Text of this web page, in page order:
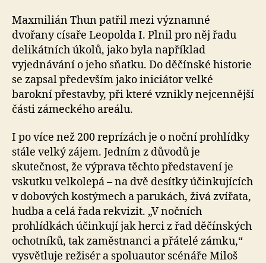
Maxmilián Thun patřil mezi významné
dvořany císaře Leopolda I. Plnil pro něj řadu
delikátních úkolů, jako byla například
vyjednávání o jeho sňatku. Do děčínské historie
se zapsal především jako iniciátor velké
barokní přestavby, při které vznikly nejcennější
části zámeckého areálu.
I po více než 200 reprízách je o noční prohlídky
stále velký zájem. Jedním z důvodů je
skutečnost, že výprava těchto představení je
vskutku velkolepá – na dvě desítky účinkujících
v dobových kostýmech a parukách, živá zvířata,
hudba a celá řada rekvizit. „V nočních
prohlídkách účinkují jak herci z řad děčínských
ochotníků, tak zaměstnanci a přátelé zámku,“
vysvětluje režisér a spoluautor scénáře Miloš